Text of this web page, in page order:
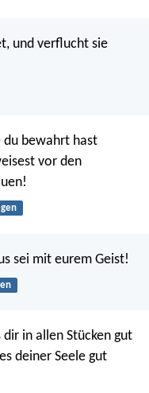
und verflucht sie
du bewahrt hast
vor den
sei mit eurem Geist!
dir in allen Stücken gut
deiner Seele gut